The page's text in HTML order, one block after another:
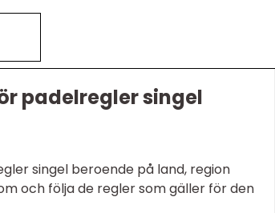
padelregler singel
singel beroende på land, region
och följa de regler som gäller för den